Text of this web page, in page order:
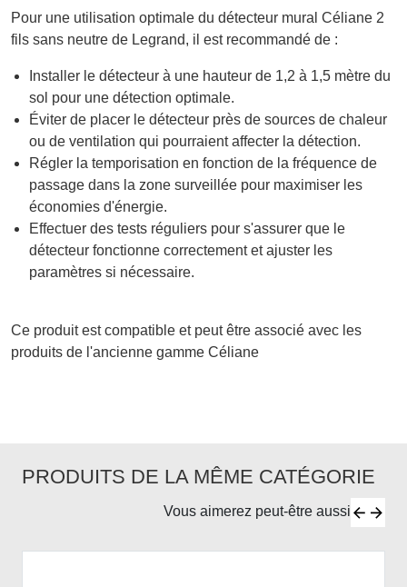
Pour une utilisation optimale du détecteur mural Céliane 2
fils sans neutre de Legrand, il est recommandé de :
Installer le détecteur à une hauteur de 1,2 à 1,5 mètre du
sol pour une détection optimale.
Éviter de placer le détecteur près de sources de chaleur
ou de ventilation qui pourraient affecter la détection.
Régler la temporisation en fonction de la fréquence de
passage dans la zone surveillée pour maximiser les
économies d'énergie.
Effectuer des tests réguliers pour s'assurer que le
détecteur fonctionne correctement et ajuster les
paramètres si nécessaire.
Ce produit est compatible et peut être associé avec les
produits de l'ancienne gamme Céliane
PRODUITS DE LA MÊME CATÉGORIE
Vous aimerez peut-être aussi